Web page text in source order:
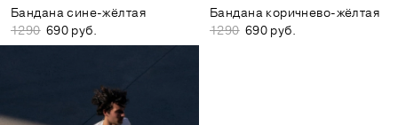
Бандана сине-жёлтая
1290 690 руб.
Бандана коричнево-жёлтая
1290 690 руб.